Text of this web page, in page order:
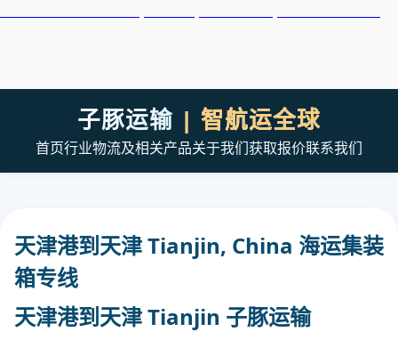
子豚运输 | 智航运全球
首页行业物流及相关产品关于我们获取报价联系我们
天津港到天津 Tianjin, China 海运集装
箱专线
天津港到天津 Tianjin 子豚运输